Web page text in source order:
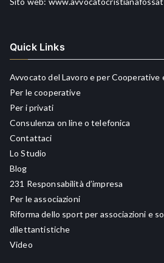
Quick Links
Avvocato del Lavoro e per Cooperative
Per le cooperative
Per i privati
Consulenza on line o telefonica
Contattaci
Lo Studio
Blog
231 Responsabilità d’impresa
Per le associazioni
Riforma dello sport per associazioni e
dilettantistiche
Video